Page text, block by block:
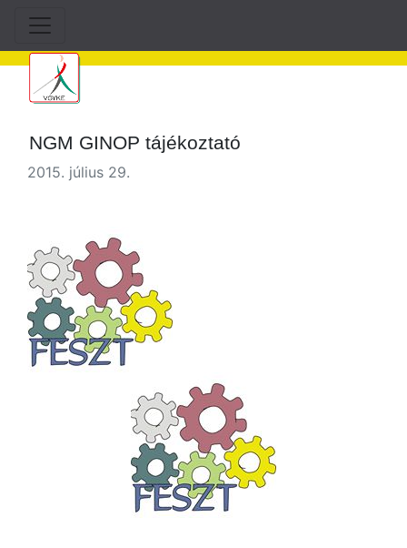
NGM GINOP tájékoztató
2015. július 29.